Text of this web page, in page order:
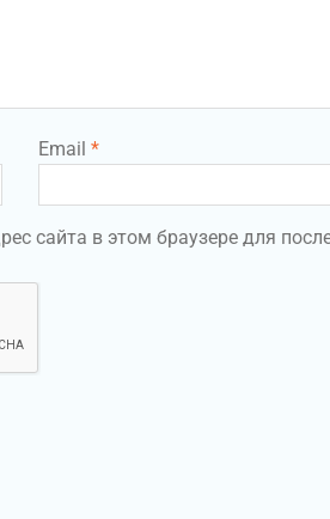
Email *
сайта в этом браузере для